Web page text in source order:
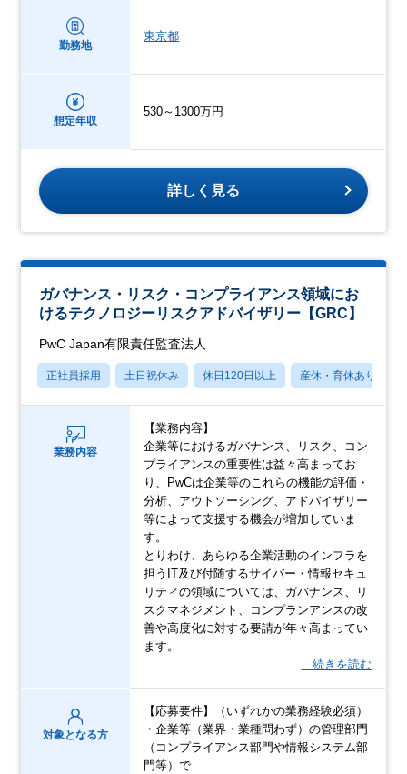
勤務地
東京都
想定年収
530～1300万円
詳しく見る
ガバナンス・リスク・コンプライアンス領域にお
けるテクノロジーリスクアドバイザリー【GRC】
PwC Japan有限責任監査法人
正社員採用 土日祝休み 休日120日以上 産休・育休あり
業務内容
【業務内容】
企業等におけるガバナンス、リスク、コン
プライアンスの重要性は益々高まってお
り、PwCは企業等のこれらの機能の評価・
分析、アウトソーシング、アドバイザリー
等によって支援する機会が増加していま
す。
とりわけ、あらゆる企業活動のインフラを
担うIT及び付随するサイバー・情報セキュ
リティの領域については、ガバナンス、リ
スクマネジメント、コンプランアンスの改
善や高度化に対する要請が年々高まってい
ます。
…続きを読む
対象となる方
【応募要件】（いずれかの業務経験必須）
・企業等（業界・業種問わず）の管理部門
（コンプライアンス部門や情報システム部
門等）で